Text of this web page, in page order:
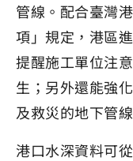
管線。配合臺灣
項」規定，港區
提醒施工單位注
生；另外還能強
及救災的地下管
港口水深資料可